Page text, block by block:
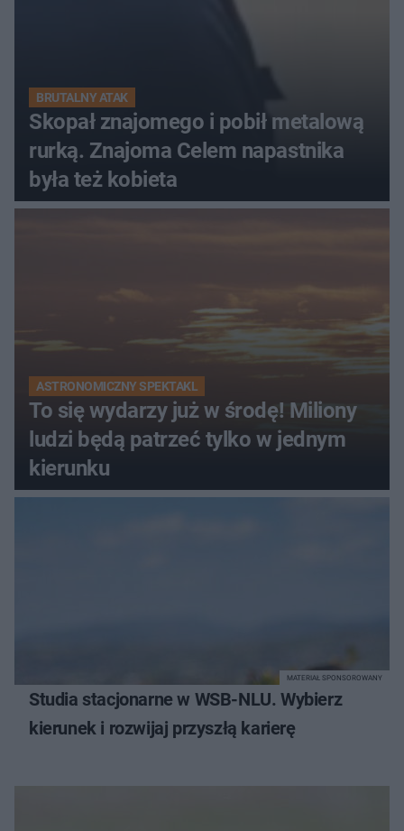
BRUTALNY ATAK
Skopał znajomego i pobił metalową
rurką. Znajoma Celem napastnika
była też kobieta
ASTRONOMICZNY SPEKTAKL
To się wydarzy już w środę! Miliony
ludzi będą patrzeć tylko w jednym
kierunku
Studia stacjonarne w WSB-NLU. Wybierz
kierunek i rozwijaj przyszłą karierę
MATERIAŁ SPONSOROWANY